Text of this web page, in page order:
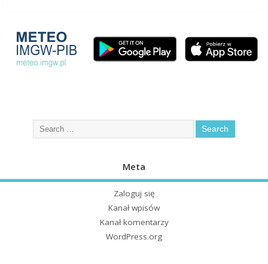
Meta
Zaloguj się
Kanał wpisów
Kanał komentarzy
WordPress.org